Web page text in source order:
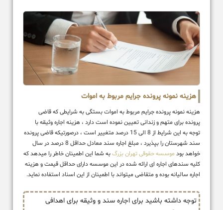
هزینه نمونه پرونده جرایم مربوط به اموات
هزینه نمونه پرونده جرایم مربوط به اموات بستگی به شرایطی که قاضی
پرونده برای متهم و زندانی تعیین نموده است دارد ، هزینه اجاره وثیقه با
توجه به این شرایط از 8 الی 15 درصد متغییر است ، درصورتیکه قاضی پرونده
سند شهرستان را بپذیرد ، مبلغ اجاره سند معادل حداقل 8 درصد در سال
خواهد بود موسسه حقوقی تهران بزرگبه شما این اطمینان خاطر را میدهد که
کلیه سندهای اجاره ای ارائه شده در این موسسه دارای حداقل قیمت و هزینه
اجاره سالیانه بوده و متقاضی میتواند با اطمینان از این اسناد استفاده نماید.
توجه داشته باشید برای اجاره سند و وثیقه برای اهدافی